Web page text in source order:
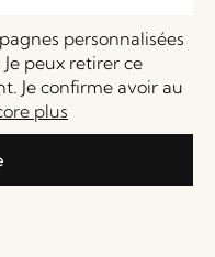
personnalisées
peux retirer ce
Je confirme avoir au
plus